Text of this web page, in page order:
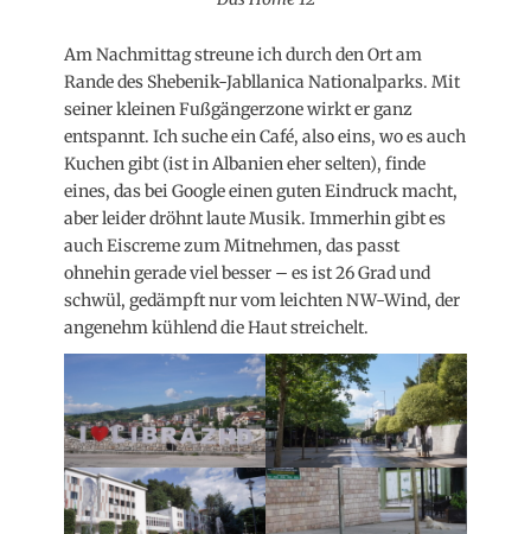
Am Nachmittag streune ich durch den Ort am
Rande des Shebenik-Jabllanica Nationalparks. Mit
seiner kleinen Fußgängerzone wirkt er ganz
entspannt. Ich suche ein Café, also eins, wo es auch
Kuchen gibt (ist in Albanien eher selten), finde
eines, das bei Google einen guten Eindruck macht,
aber leider dröhnt laute Musik. Immerhin gibt es
auch Eiscreme zum Mitnehmen, das passt
ohnehin gerade viel besser – es ist 26 Grad und
schwül, gedämpft nur vom leichten NW-Wind, der
angenehm kühlend die Haut streichelt.